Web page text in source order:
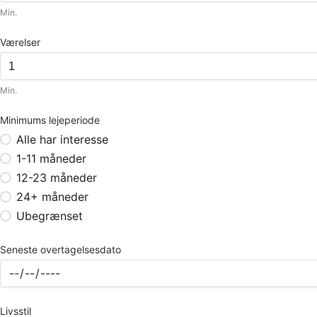
Min.
Værelser
Min.
Minimums lejeperiode
Alle har interesse
1-11 måneder
12-23 måneder
24+ måneder
Ubegrænset
Seneste overtagelsesdato
Livsstil